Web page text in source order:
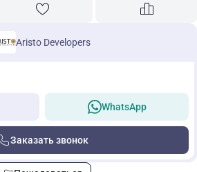
Aristo Developers
WhatsApp
Заказать звонок